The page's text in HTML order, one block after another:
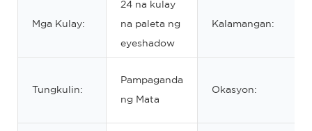
Mga Kulay:
24 na kulay
na paleta ng
eyeshadow
Kalamangan:
Tungkulin:
Pampaganda
ng Mata
Okasyon: